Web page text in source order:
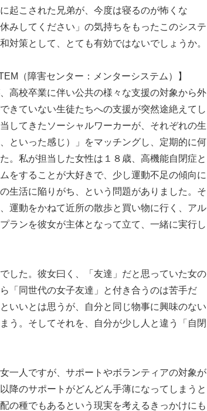
起こされた兄弟が、今度は寝るのが怖くな
みしてください」の気持ちをもったこのシステ
対策として、とても有効ではないでしょうか。
（障害センター：メンターシステム）】
高校卒業に伴い公共の様々な支援の対象から外
きていない生徒たちへの支援が突然途絶えてし
してきたソーシャルワーカーが、それぞれの生
といった感じ）」をマッチングし、定期的に何
。私が担当した女性は１８歳、高機能自閉症と
をすることが大好きで、少し運動不足の傾向に
生活に陥りがち、という問題がありました。そ
運動をかねて近所の散歩と買い物に行く、アル
ランを彼女が主体となって立て、一緒に実行し
した。彼女曰く、「友達」だと思っていた女の
「同世代の女子友達」と付き合うのは苦手だ
いいとは思うが、自分と同じ物事に興味のない
う。そしてそれを、自分が少し人と違う「自閉
一人ですが、サポートやボランティアの対象が
降のサポートがどんどん手薄になってしまうと
の種でもあるという現実を考えるきっかけにも